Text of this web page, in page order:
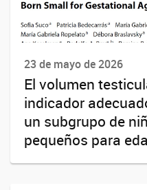
23 de mayo de 2026
El volumen
indicador
un subgrupo de
pequeños para